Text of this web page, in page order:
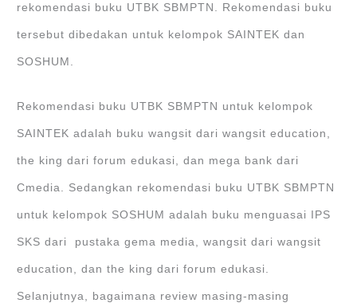
rekomendasi buku UTBK SBMPTN. Rekomendasi buku
tersebut dibedakan untuk kelompok SAINTEK dan
SOSHUM.
Rekomendasi buku UTBK SBMPTN untuk kelompok
SAINTEK adalah buku wangsit dari wangsit education,
the king dari forum edukasi, dan mega bank dari
Cmedia. Sedangkan rekomendasi buku UTBK SBMPTN
untuk kelompok SOSHUM adalah buku menguasai IPS
SKS dari pustaka gema media, wangsit dari wangsit
education, dan the king dari forum edukasi.
Selanjutnya, bagaimana review masing-masing